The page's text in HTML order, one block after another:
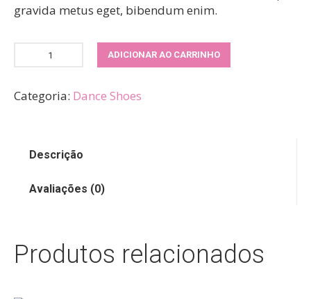
gravida metus eget, bibendum enim.
ADICIONAR AO CARRINHO
Categoria: Dance Shoes
Descrição
Avaliações (0)
Produtos relacionados